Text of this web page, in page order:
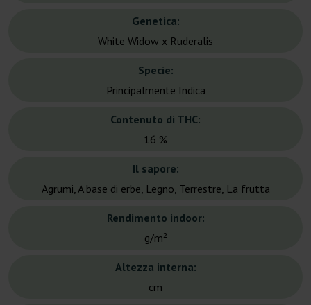
Genetica:
White Widow x Ruderalis
Specie:
Principalmente Indica
Contenuto di THC:
16 %
Il sapore:
Agrumi, A base di erbe, Legno, Terrestre, La frutta
Rendimento indoor:
g/m²
Altezza interna:
cm